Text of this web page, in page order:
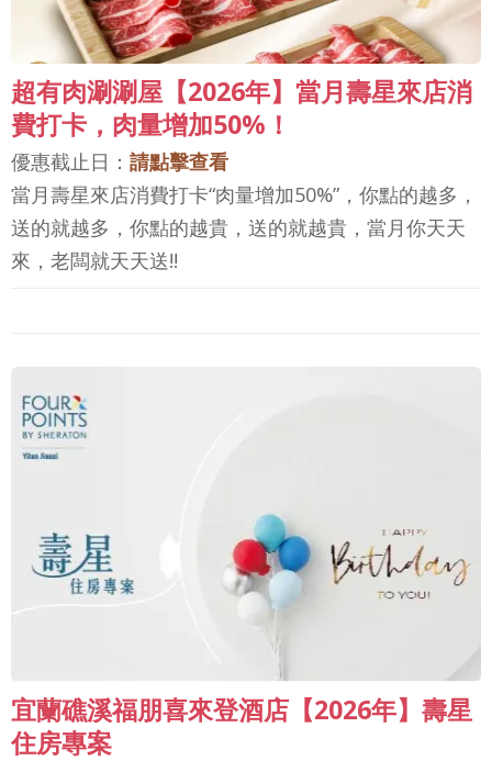
超有肉涮涮屋【2026年】當月壽星來店消
費打卡，肉量增加50%！
優惠截止日： 請點擊查看
當月壽星來店消費打卡“肉量增加50%”，你點的越多，
送的就越多，你點的越貴，送的就越貴，當月你天天
來，老闆就天天送!!
宜蘭礁溪福朋喜來登酒店【2026年】壽星
住房專案